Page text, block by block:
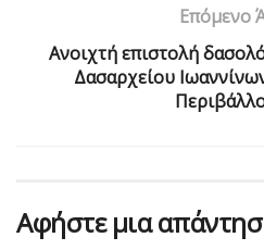
Επόμενο
Ανοιχτή επιστολή
Δασαρχείου
Αφήστε μια